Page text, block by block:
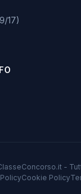
17)
-
Cookie Policy